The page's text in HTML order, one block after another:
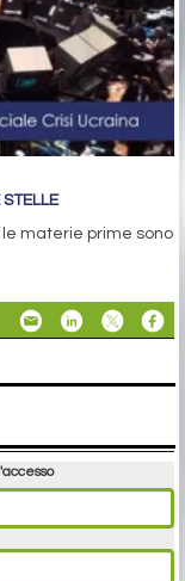
materie prime sono